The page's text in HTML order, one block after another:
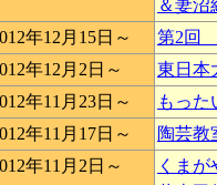
＆妻沼
年12月15日～
第2回
年12月2日～
東日本
年11月23日～
もった
年11月17日～
陶芸
年11月2日～
くま